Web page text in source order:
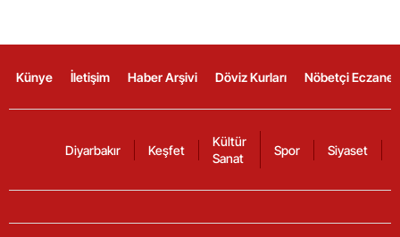
Künye İletişim Haber Arşivi Döviz Kurları Nöbetçi
Diyarbakır Keşfet
Kültür
Sanat
Spor Siyaset